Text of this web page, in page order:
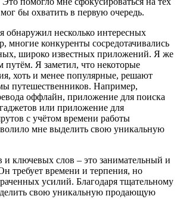
бы охватить в первую очередь.
обнаружил несколько интересных
многие конкуренты сосредотачивались
широко известных приложений. Я же
Я заметил, что некоторые
хоть и менее популярные, решают
путешественников. Например,
оффлайн, приложение для поиска
или приложение для
с учётом времени работы
мне выделить свою уникальную
и ключевых слов – это занимательный и
требует времени и терпения, но
усилий. Благодаря тщательному
свою уникальную продающую